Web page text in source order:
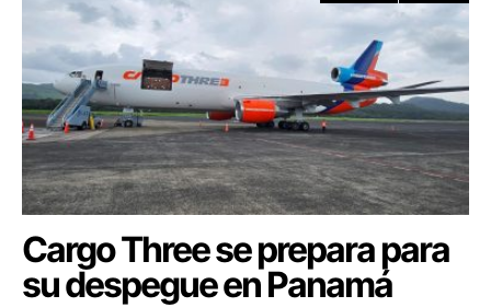
Cargo Three se prepara para
su despegue en Panamá